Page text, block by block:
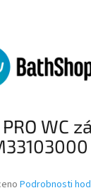
WC
Podrobnosti